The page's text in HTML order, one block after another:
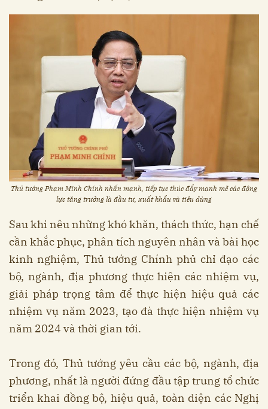
Thủ tướng Phạm Minh Chính nhấn mạnh, tiếp tục thúc đẩy mạnh mẽ các động
lực tăng trưởng là đầu tư, xuất khẩu và tiêu dùng
Sau khi nêu những khó khăn, thách thức, hạn chế
cần khắc phục, phân tích nguyên nhân và bài học
kinh nghiệm, Thủ tướng Chính phủ chỉ đạo các
bộ, ngành, địa phương thực hiện các nhiệm vụ,
giải pháp trọng tâm để thực hiện hiệu quả các
nhiệm vụ năm 2023, tạo đà thực hiện nhiệm vụ
năm 2024 và thời gian tới.
Trong đó, Thủ tướng yêu cầu các bộ, ngành, địa
phương, nhất là người đứng đầu tập trung tổ chức
triển khai đồng bộ, hiệu quả, toàn diện các Nghị